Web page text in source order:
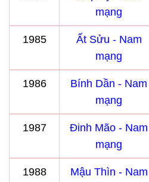
mạng
1985
Ất Sửu - Nam
mạng
1986
Bính Dần - Nam
mạng
1987
Đinh Mão - Nam
mạng
1988
Mậu Thìn - Nam